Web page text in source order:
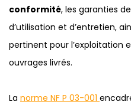
conformité, les garanties
d’utilisation et d’entretien,
pertinent pour l’exploitation
ouvrages livrés.
La norme NF P 03-001